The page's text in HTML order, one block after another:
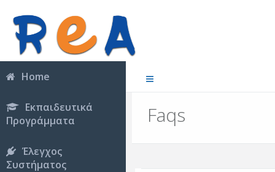
Home
Εκπαιδευτικά
Προγράμματα
Έλεγχος
Συστήματος
Faqs